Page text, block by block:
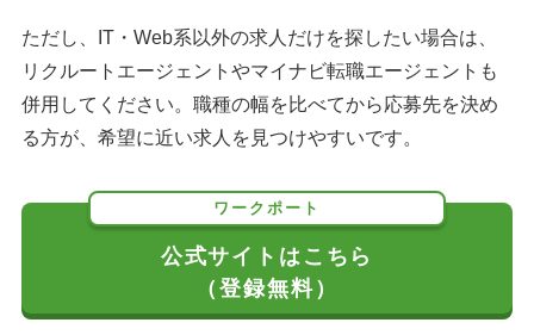
ただし、IT・Web系以外の求人だけを探したい場合は、
リクルートエージェントやマイナビ転職エージェントも
併用してください。職種の幅を比べてから応募先を決め
る方が、希望に近い求人を見つけやすいです。
ワークポート
公式サイトはこちら
（登録無料）